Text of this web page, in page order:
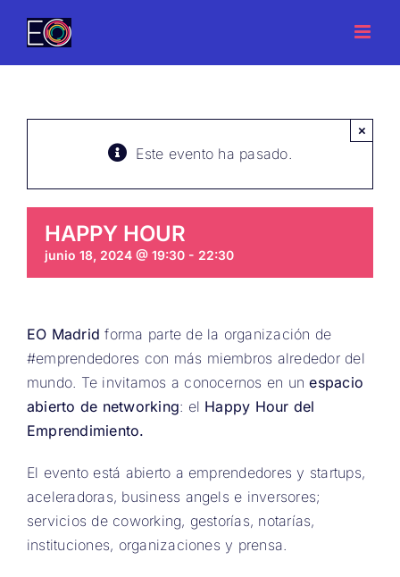
Este evento ha pasado.
×
HAPPY HOUR
junio 18, 2024 @ 19:30 - 22:30
EO Madrid forma parte de la organización de
#emprendedores con más miembros alrededor del
mundo. Te invitamos a conocernos en unespacio
abierto de networking: el Happy Hour del
Emprendimiento.
El evento está abierto a emprendedores y startups,
aceleradoras, business angels e inversores;
servicios de coworking, gestorías, notarías,
instituciones, organizaciones y prensa.